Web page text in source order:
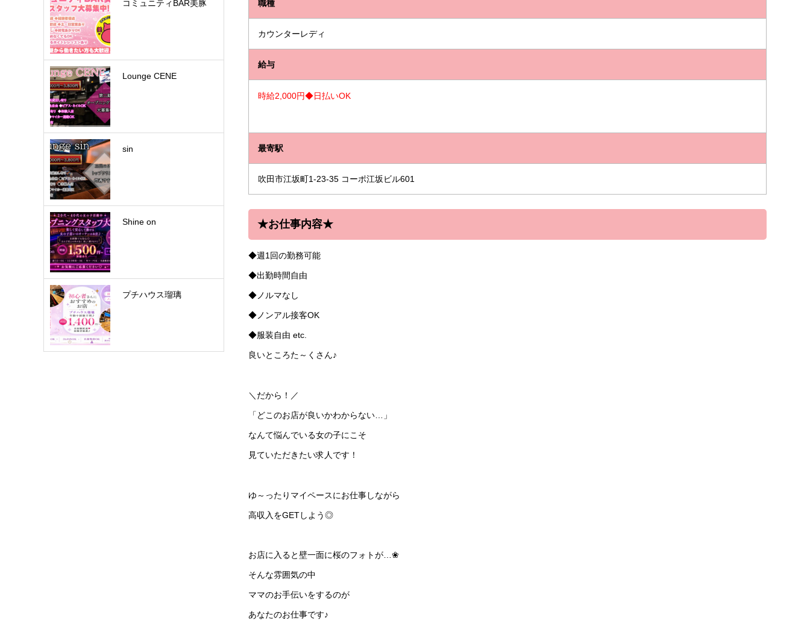
職種
カウンターレディ
給与
時給2,000円◆日払いOK
最寄駅
吹田市江坂町1-23-35 コーポ江坂ビル601
★お仕事内容★
◆週1回の勤務可能
◆出勤時間自由
◆ノルマなし
◆ノンアル接客OK
◆服装自由 etc.
良いところた～くさん♪
＼だから！／
「どこのお店が良いかわからない…」
なんて悩んでいる女の子にこそ
見ていただきたい求人です！
ゆ～ったりマイペースにお仕事しながら
高収入をGETしよう◎
お店に入ると壁一面に桜のフォトが…❀
そんな雰囲気の中
ママのお手伝いをするのが
あなたのお仕事です♪
コミュニティBAR美豚
Lounge CENE
sin
Shine on
プチハウス瑠璃